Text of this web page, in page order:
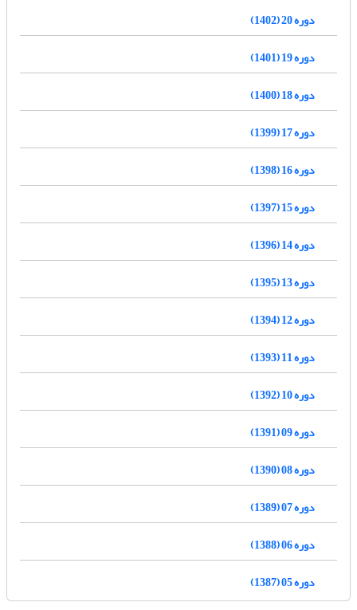
دوره 20 (1402)
دوره 19 (1401)
دوره 18 (1400)
دوره 17 (1399)
دوره 16 (1398)
دوره 15 (1397)
دوره 14 (1396)
دوره 13 (1395)
دوره 12 (1394)
دوره 11 (1393)
دوره 10 (1392)
دوره 09 (1391)
دوره 08 (1390)
دوره 07 (1389)
دوره 06 (1388)
دوره 05 (1387)